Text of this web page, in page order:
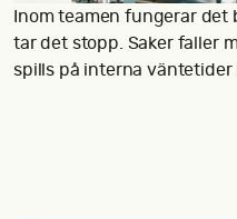
Inom teamen fungerar
tar det stopp. Saker faller
spills på interna